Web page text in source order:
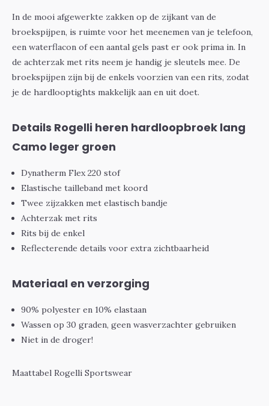
In de mooi afgewerkte zakken op de zijkant van de
broekspijpen, is ruimte voor het meenemen van je telefoon,
een waterflacon of een aantal gels past er ook prima in. In
de achterzak met rits neem je handig je sleutels mee. De
broekspijpen zijn bij de enkels voorzien van een rits, zodat
je de hardlooptights makkelijk aan en uit doet.
Details Rogelli heren hardloopbroek lang
Camo leger groen
Dynatherm Flex 220 stof
Elastische tailleband met koord
Twee zijzakken met elastisch bandje
Achterzak met rits
Rits bij de enkel
Reflecterende details voor extra zichtbaarheid
Materiaal en verzorging
90% polyester en 10% elastaan
Wassen op 30 graden, geen wasverzachter gebruiken
Niet in de droger!
Maattabel Rogelli Sportswear